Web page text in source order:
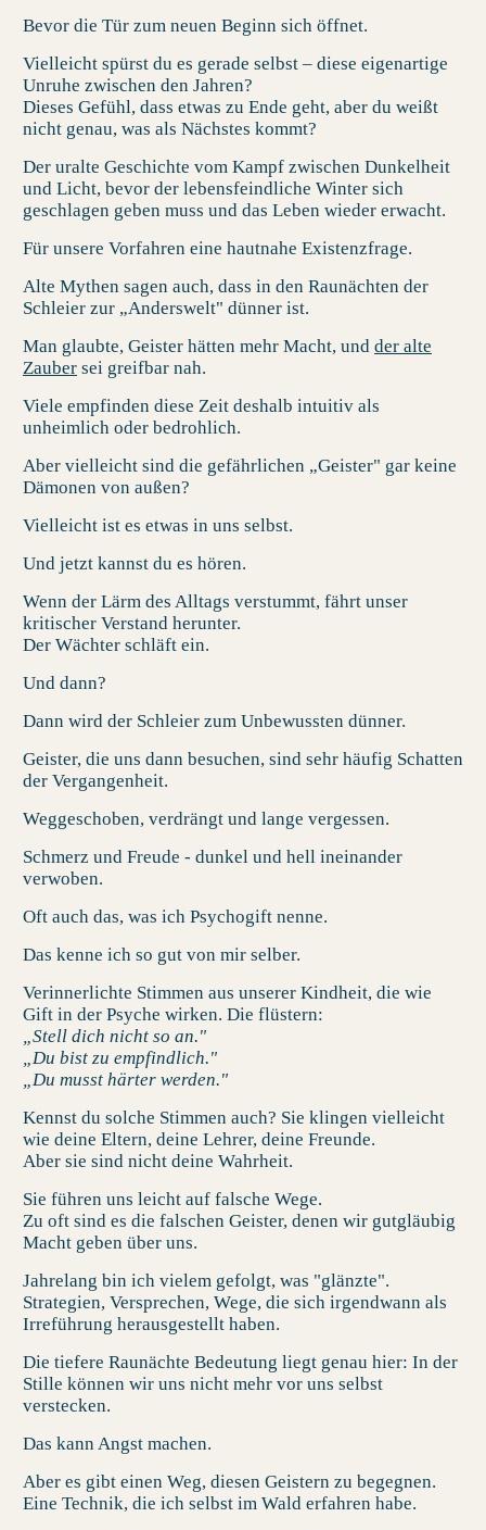
Bevor die Tür zum neuen Beginn sich öffnet.
Vielleicht spürst du es gerade selbst – diese eigenartige
Unruhe zwischen den Jahren?
Dieses Gefühl, dass etwas zu Ende geht, aber du weißt
nicht genau, was als Nächstes kommt?
Der uralte Geschichte vom Kampf zwischen Dunkelheit
und Licht, bevor der lebensfeindliche Winter sich
geschlagen geben muss und das Leben wieder erwacht.
Für unsere Vorfahren eine hautnahe Existenzfrage.
Alte Mythen sagen auch, dass in den Raunächten der
Schleier zur „Anderswelt" dünner ist.
Man glaubte, Geister hätten mehr Macht, und der alte
Zauber sei greifbar nah.
Viele empfinden diese Zeit deshalb intuitiv als
unheimlich oder bedrohlich.
Aber vielleicht sind die gefährlichen „Geister" gar keine
Dämonen von außen?
Vielleicht ist es etwas in uns selbst.
Und jetzt kannst du es hören.
Wenn der Lärm des Alltags verstummt, fährt unser
kritischer Verstand herunter.
Der Wächter schläft ein.
Und dann?
Dann wird der Schleier zum Unbewussten dünner.
Geister, die uns dann besuchen, sind sehr häufig Schatten
der Vergangenheit.
Weggeschoben, verdrängt und lange vergessen.
Schmerz und Freude - dunkel und hell ineinander
verwoben.
Oft auch das, was ich Psychogift nenne.
Das kenne ich so gut von mir selber.
Verinnerlichte Stimmen aus unserer Kindheit, die wie
Gift in der Psyche wirken. Die flüstern:
„Stell dich nicht so an."
„Du bist zu empfindlich."
„Du musst härter werden."
Kennst du solche Stimmen auch? Sie klingen vielleicht
wie deine Eltern, deine Lehrer, deine Freunde.
Aber sie sind nicht deine Wahrheit.
Sie führen uns leicht auf falsche Wege.
Zu oft sind es die falschen Geister, denen wir gutgläubig
Macht geben über uns.
Jahrelang bin ich vielem gefolgt, was "glänzte".
Strategien, Versprechen, Wege, die sich irgendwann als
Irreführung herausgestellt haben.
Die tiefere Raunächte Bedeutung liegt genau hier: In der
Stille können wir uns nicht mehr vor uns selbst
verstecken.
Das kann Angst machen.
Aber es gibt einen Weg, diesen Geistern zu begegnen.
Eine Technik, die ich selbst im Wald erfahren habe.